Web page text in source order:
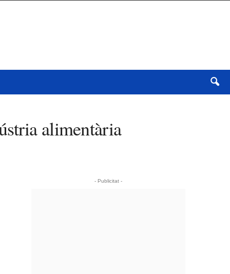
alimentària
- Publicitat -